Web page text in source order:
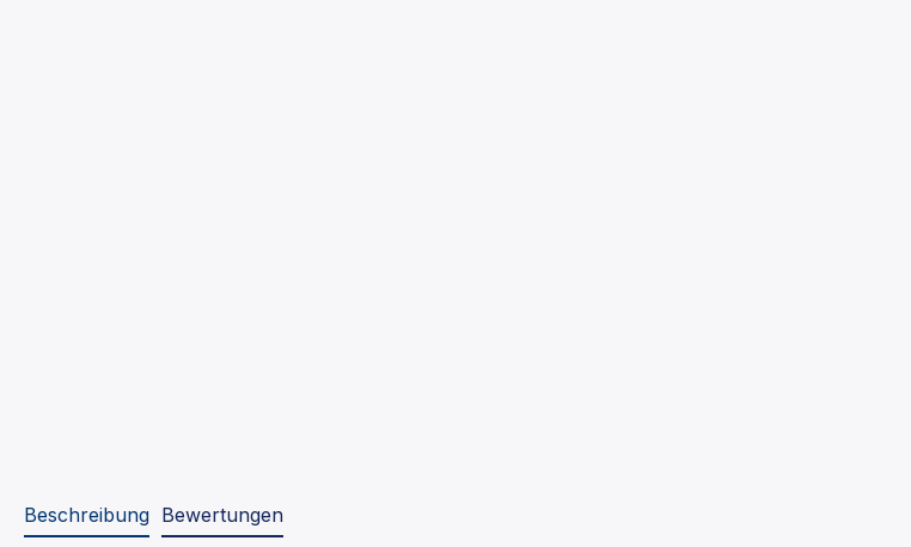
Beschreibung Bewertungen